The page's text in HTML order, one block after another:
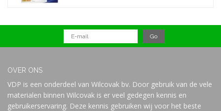
OVER ONS
VDP is een onderdeel van Wilcovak bv. Door gebruik van de vele
materialen binnen Wilcovak is er veel gedegen kennis en
gebruikerservaring. Deze kennis gebruiken wij voor het beste